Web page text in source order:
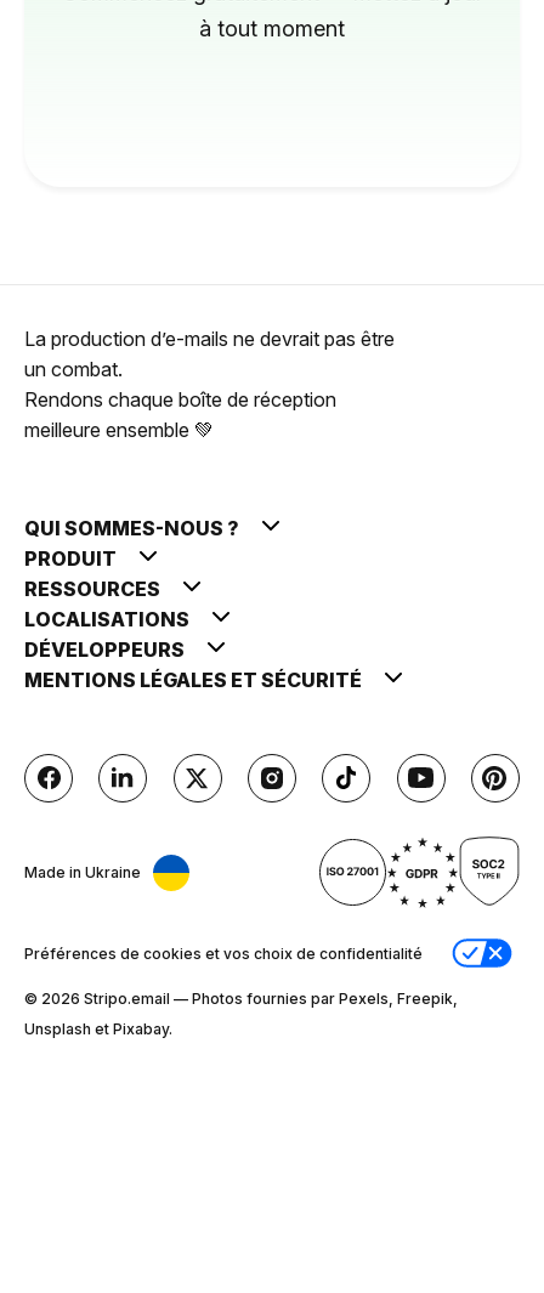
à tout moment
La production d’e-mails ne devrait pas être
un combat.
Rendons chaque boîte de réception
meilleure ensemble 💚
QUI SOMMES-NOUS ?
PRODUIT
RESSOURCES
LOCALISATIONS
DÉVELOPPEURS
MENTIONS LÉGALES ET SÉCURITÉ
Made in Ukraine
Préférences de cookies et vos choix de confidentialité
© 2026 Stripо.email — Photos fournies par Pexels, Freepik,
Unsplash et Pixabay.